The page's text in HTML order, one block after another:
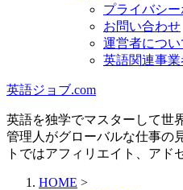
プライバシ
お問い合わせ
運営者につい
英語関連事
英語ジョブ.com
英語を独学でマスターして世
管理人がグローバルな仕事
トではアフィリエイト、アド
HOME >